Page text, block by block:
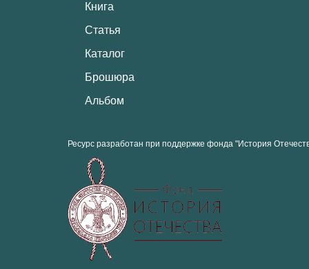
Книга
Статья
Каталог
Брошюра
Альбом
Ресурс разработан при поддержке фонда "История